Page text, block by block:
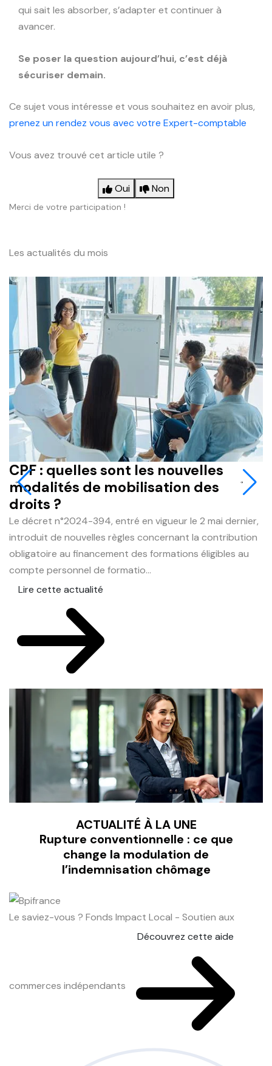
qui sait les absorber, s’adapter et continuer à
avancer.
Se poser la question aujourd’hui, c’est déjà
sécuriser demain.
Ce sujet vous intéresse et vous souhaitez en avoir plus,
prenez un rendez vous avec votre Expert-comptable
Vous avez trouvé cet article utile ?
Oui Non
Merci de votre participation !
Les actualités du mois
CPF : quelles sont les nouvelles
modalités de mobilisation des
droits ?
Le décret n°2024-394, entré en vigueur le 2 mai dernier,
introduit de nouvelles règles concernant la contribution
obligatoire au financement des formations éligibles au
compte personnel de formatio...
Lire cette actualité
ACTUALITÉ À LA UNE
Rupture conventionnelle : ce que
change la modulation de
l’indemnisation chômage
Le saviez-vous ? Fonds Impact Local - Soutien aux
commerces indépendants
Découvrez cette aide